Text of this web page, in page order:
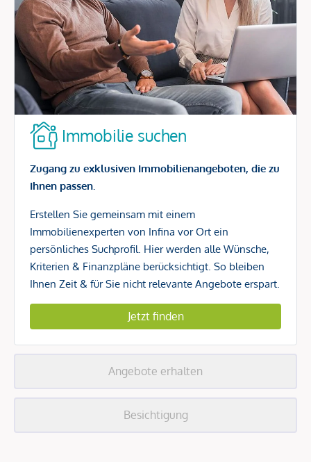
Immobilie suchen
Zugang zu exklusiven Immobilienangeboten, die zu
Ihnen passen.
Erstellen Sie gemeinsam mit einem
Immobilienexperten von Infina vor Ort ein
persönliches Suchprofil. Hier werden alle Wünsche,
Kriterien & Finanzpläne berücksichtigt. So bleiben
Ihnen Zeit & für Sie nicht relevante Angebote erspart.
Jetzt finden
Angebote erhalten
Besichtigung